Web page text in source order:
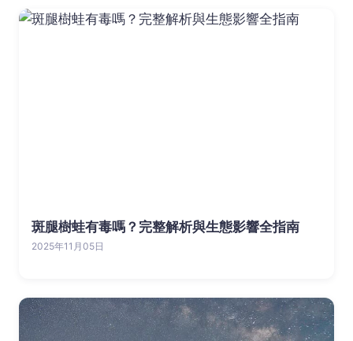
斑腿樹蛙有毒嗎？完整解析與生態影響全指南
2025年11月05日